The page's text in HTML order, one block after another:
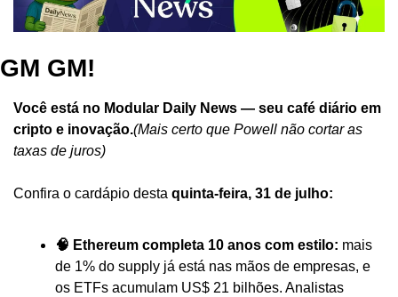
GM GM!
Você está no Modular Daily News — seu café diário em
cripto e inovação.(Mais certo que Powell não cortar as
taxas de juros)
Confira o cardápio desta quinta-feira, 31 de julho:
🧠 Ethereum completa 10 anos com estilo: mais
de 1% do supply já está nas mãos de empresas, e
os ETFs acumulam US$ 21 bilhões. Analistas